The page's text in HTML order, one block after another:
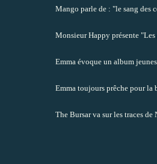
Mango parle de : "le sang des
Monsieur Happy présente
Emma évoque un album
Emma toujours prêche pour la
The Bursarva sur les traces de